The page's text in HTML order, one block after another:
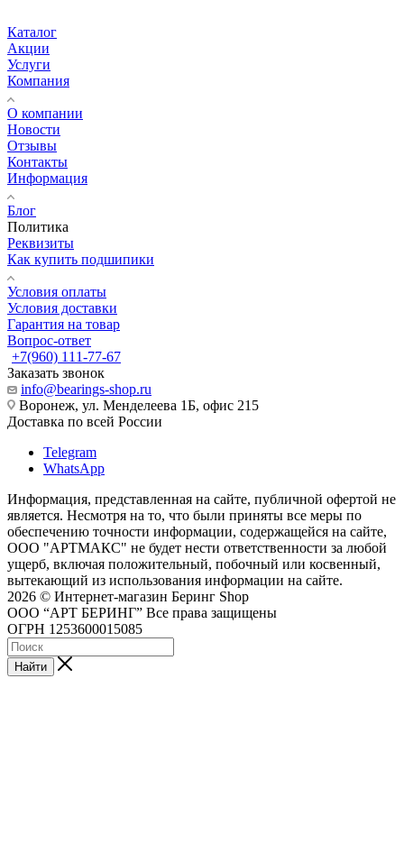
Каталог
Акции
Услуги
Компания
О компании
Новости
Отзывы
Контакты
Информация
Блог
Политика
Реквизиты
Как купить подшипики
Условия оплаты
Условия доставки
Гарантия на товар
Вопрос-ответ
+7(960) 111-77-67
Заказать звонок
info@bearings-shop.ru
Воронеж, ул. Менделеева 1Б, офис 215
Доставка по всей России
Telegram
WhatsApp
Информация, представленная на сайте, публичной офертой не
является. Несмотря на то, что были приняты все меры по
обеспечению точности информации, содержащейся на сайте,
ООО "АРТМАКС" не будет нести ответственности за любой
ущерб, включая положительный, побочный или косвенный,
вытекающий из использования информации на сайте.
2026 © Интернет-магазин Беринг Shop
ООО “АРТ БЕРИНГ” Все права защищены
ОГРН 1253600015085
Найти